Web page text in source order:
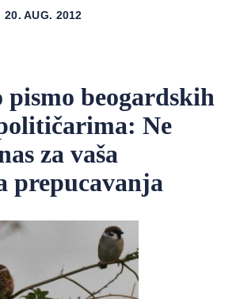
20. AUG. 2012
pismo beogardskih
Ne
za vaša
prepucavanja